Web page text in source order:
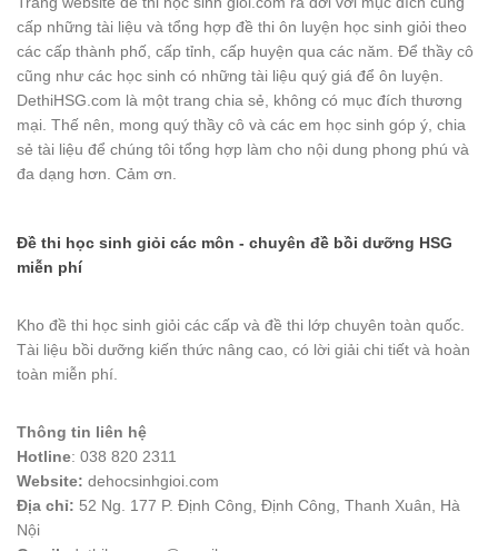
cấp những tài liệu và tổng hợp đề thi ôn luyện học sinh giỏi theo
các cấp thành phố, cấp tỉnh, cấp huyện qua các năm. Để thầy cô
cũng như các học sinh có những tài liệu quý giá để ôn luyện.
DethiHSG.com là một trang chia sẻ, không có mục đích thương
mại. Thế nên, mong quý thầy cô và các em học sinh góp ý, chia
sẻ tài liệu để chúng tôi tổng hợp làm cho nội dung phong phú và
đa dạng hơn. Cảm ơn.
Đề thi học sinh giỏi các môn - chuyên đề bồi dưỡng HSG
miễn phí
Kho đề thi học sinh giỏi các cấp và đề thi lớp chuyên toàn quốc.
Tài liệu bồi dưỡng kiến thức nâng cao, có lời giải chi tiết và hoàn
toàn miễn phí.
Thông tin liên hệ
Hotline: 038 820 2311
Website: dehocsinhgioi.com
Địa chỉ: 52 Ng. 177 P. Định Công, Định Công, Thanh Xuân, Hà
Nội